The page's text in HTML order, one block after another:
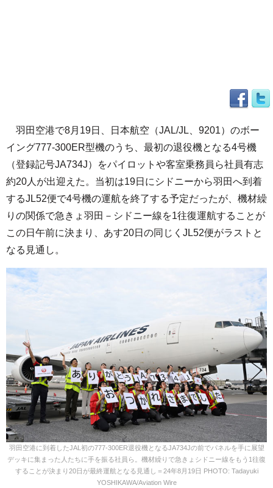
羽田空港で8月19日、日本航空（JAL/JL、9201）のボー
イング777-300ER型機のうち、最初の退役機となる4号機
（登録記号JA734J）をパイロットや客室乗務員ら社員有志
約20人が出迎えた。当初は19日にシドニーから羽田へ到着
するJL52便で4号機の運航を終了する予定だったが、機材繰
りの関係で急きょ羽田－シドニー線を1往復運航することが
この日午前に決まり、あす20日の同じくJL52便がラストと
なる見通し。
羽田空港に到着したJAL初の777-300ER退役機となるJA734Jの前でパネルを手に展望
デッキに集まった人たちに手を振る社員ら。機材繰りで急きょシドニー線をもう1往復
することが決まり20日が最終運航となる見通し＝24年8月19日 PHOTO: Tadayuki
YOSHIKAWA/Aviation Wire